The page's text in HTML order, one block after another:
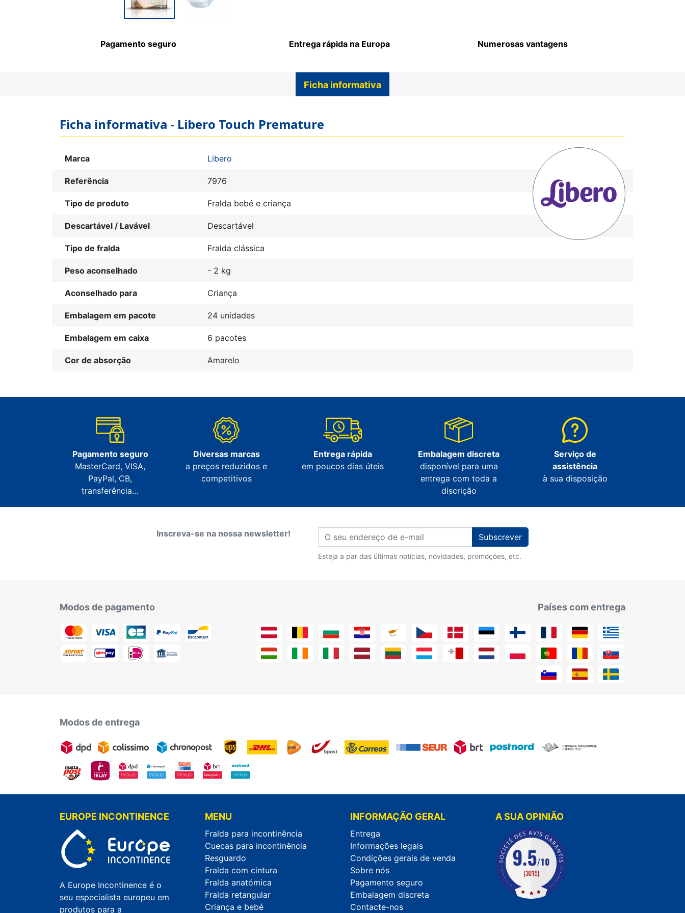
Pagamento seguro Entrega rápida na Europa Numerosas vantagens
Ficha informativa
Ficha informativa - Libero Touch Premature
Marca Libero
Referência 7976
Tipo de produto Fralda bebé e criança
Descartável / Lavável Descartável
Tipo de fralda Fralda clássica
Peso aconselhado - 2 kg
Aconselhado para Criança
Embalagem em pacote 24 unidades
Embalagem em caixa 6 pacotes
Cor de absorção Amarelo
Pagamento seguro
MasterCard, VISA,
PayPal, CB,
transferência…
Diversas marcas
a preços reduzidos e
competitivos
Entrega rápida
em poucos dias úteis
Embalagem discreta
disponível para uma
entrega com toda a
discrição
Serviço de
assistência
à sua disposição
Inscreva-se na nossa newsletter! Subscrever
Esteja a par das últimas notícias, novidades, promoções, etc.
Modos de pagamento Países com entrega
Modos de entrega
EUROPE INCONTINENCE
A Europe Incontinence é o
seu especialista europeu em
produtos para a
MENU
Fralda para incontinência
Cuecas para incontinência
Resguardo
Fralda com cintura
Fralda anatómica
Fralda retangular
Criança e bebé
INFORMAÇÃO GERAL
Entrega
Informações legais
Condições gerais de venda
Sobre nós
Pagamento seguro
Embalagem discreta
Contacte-nos
A SUA OPINIÃO